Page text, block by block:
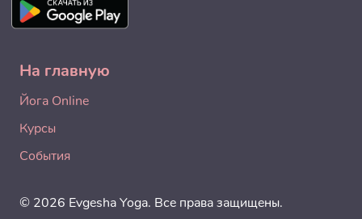
На главную
Йога Online
Курсы
События
© 2026 Evgesha Yoga. Все права защищены.